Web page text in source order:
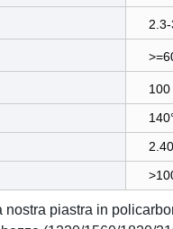
piastra in